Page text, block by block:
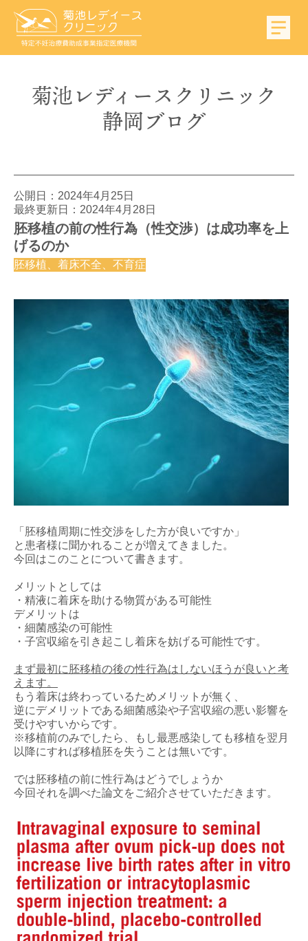
菊池レディース クリニック
静岡ブログ
公開日： 2024年4月25日
最終更新日：2024年4月28日
胚移植の前の性行為（性交渉）は成功率を上
げるのか
胚移植、着床不全、不育症
「胚移植周期に性交渉をした方が良いですか」
と患者様に聞かれることが増えてきました。
今回はこのことについて書きます。
メリットとしては
・精液に着床を助ける物質がある可能性
デメリットは
・細菌感染の可能性
・子宮収縮を引き起こし着床を妨げる可能性です。
まず最初に胚移植の後の性行為はしないほうが良いと考
えます。
もう着床は終わっているためメリットが無く、
逆にデメリットである細菌感染や子宮収縮の悪い影響を
受けやすいからです。
※移植前のみでしたら、もし最悪感染しても移植を翌月
以降にすれば移植胚を失うことは無いです。
では胚移植の前に性行為はどうでしょうか
今回それを調べた論文をご紹介させていただきます。